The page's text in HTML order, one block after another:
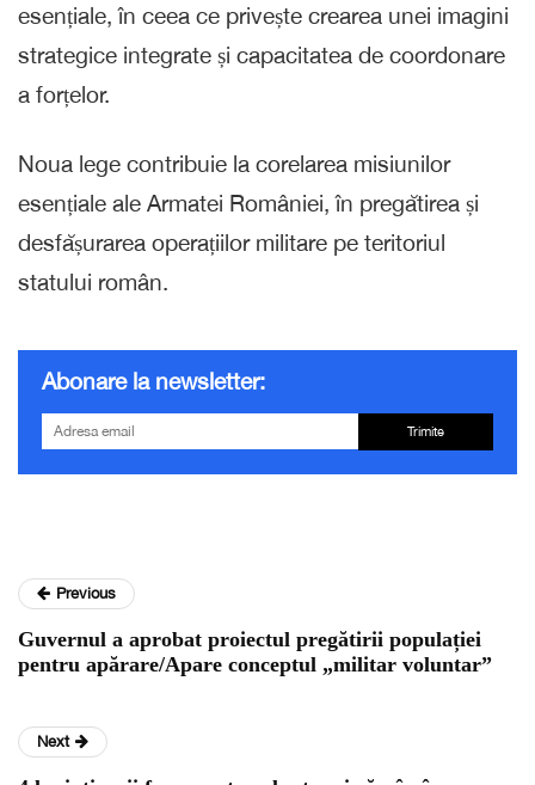
esențiale, în ceea ce privește crearea unei imagini
strategice integrate și capacitatea de coordonare
a forțelor.
Noua lege contribuie la corelarea misiunilor
esențiale ale Armatei României, în pregătirea și
desfășurarea operațiilor militare pe teritoriul
statului român.
Abonare la newsletter:
Trimite
Previous
Guvernul a aprobat proiectul pregătirii populației
pentru apărare/Apare conceptul „militar voluntar”
Next